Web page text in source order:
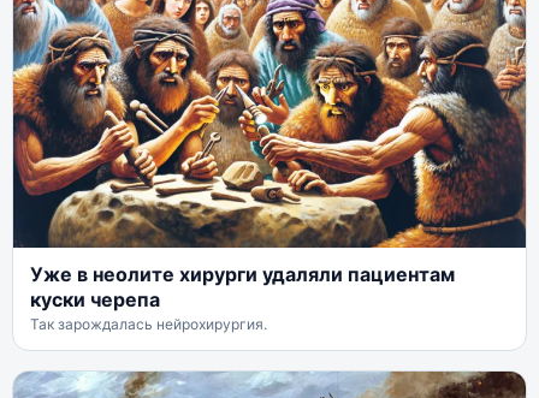
Уже в неолите хирурги удаляли пациентам
куски черепа
Так зарождалась нейрохирургия.